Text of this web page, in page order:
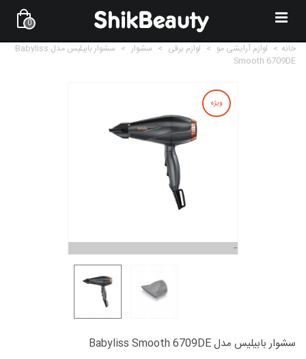
0
خانه > لوازم آرایشی مو > لوازم برقی > سشوار >
سشوار بابیلیس مدل Babyliss
Smooth 6709DE
ویژه
سشوار بابیلیس مدل Babyliss Smooth 6709DE